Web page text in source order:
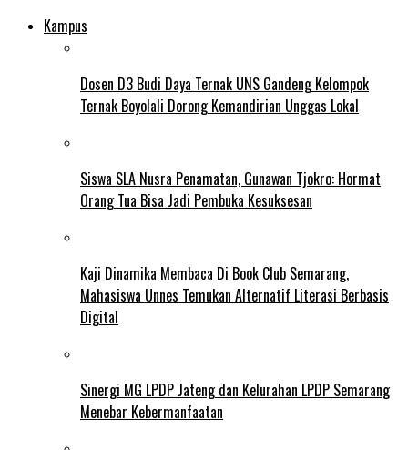
Kampus
Dosen D3 Budi Daya Ternak UNS Gandeng Kelompok
Ternak Boyolali Dorong Kemandirian Unggas Lokal
Siswa SLA Nusra Penamatan, Gunawan Tjokro: Hormat
Orang Tua Bisa Jadi Pembuka Kesuksesan
Kaji Dinamika Membaca Di Book Club Semarang,
Mahasiswa Unnes Temukan Alternatif Literasi Berbasis
Digital
Sinergi MG LPDP Jateng dan Kelurahan LPDP Semarang
Menebar Kebermanfaatan